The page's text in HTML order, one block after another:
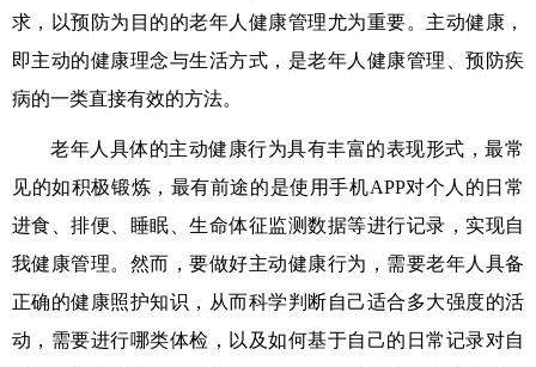
求，以预防为目的的老年人健康管理尤为重要。主动健康，
即主动的健康理念与生活方式，是老年人健康管理、预防疾
病的一类直接有效的方法。
老年人具体的主动健康行为具有丰富的表现形式，最常
见的如积极锻炼，最有前途的是使用手机APP对个人的日常
进食、排便、睡眠、生命体征监测数据等进行记录，实现自
我健康管理。然而，要做好主动健康行为，需要老年人具备
正确的健康照护知识，从而科学判断自己适合多大强度的活
动，需要进行哪类体检，以及如何基于自己的日常记录对自